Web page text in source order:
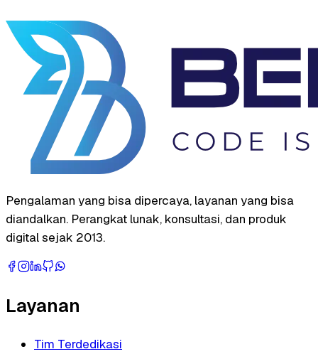
Pengalaman yang bisa dipercaya, layanan yang bisa
diandalkan. Perangkat lunak, konsultasi, dan produk
digital sejak 2013.
Layanan
Tim Terdedikasi